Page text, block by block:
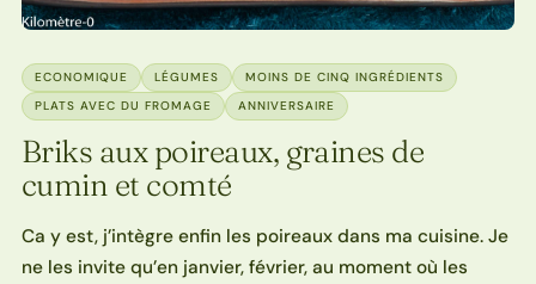
ECONOMIQUE LÉGUMES
MOINS DE CINQ INGRÉDIENTS
PLATS AVEC DU FROMAGE
ANNIVERSAIRE
Briks aux poireaux, graines de
cumin et comté
Ca y est, j’intègre enfin les poireaux dans ma cuisine. Je
ne les invite qu’en janvier, février, au moment où les